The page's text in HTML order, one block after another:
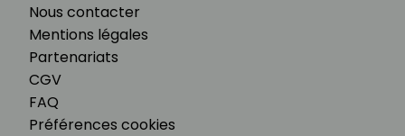
Nous contacter
Mentions légales
Partenariats
CGV
FAQ
Préférences cookies